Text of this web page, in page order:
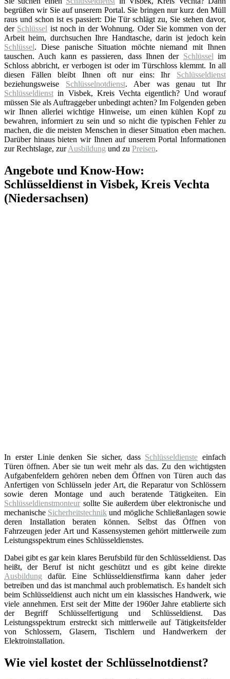
begrüßen wir Sie auf unserem Portal. Sie bringen nur kurz den Müll
raus und schon ist es passiert: Die Tür schlägt zu, Sie stehen davor,
der Schlüssel ist noch in der Wohnung. Oder Sie kommen von der
Arbeit heim, durchsuchen Ihre Handtasche, darin ist jedoch kein
Schlüssel. Diese panische Situation möchte niemand mit Ihnen
tauschen. Auch kann es passieren, dass Ihnen der Schlüssel im
Schloss abbricht, er verbogen ist oder im Türschloss klemmt. In all
diesen Fällen bleibt Ihnen oft nur eins: Ihr Schlüsseldienst
beziehungsweise Schlüsselnotdienst. Aber was genau tut Ihr
Schlüsseldienst in Visbek, Kreis Vechta eigentlich? Und worauf
müssen Sie als Auftraggeber unbedingt achten? Im Folgenden geben
wir Ihnen allerlei wichtige Hinweise, um einen kühlen Kopf zu
bewahren, informiert zu sein und so nicht die typischen Fehler zu
machen, die die meisten Menschen in dieser Situation eben machen.
Darüber hinaus bieten wir Ihnen auf unserem Portal Informationen
zur Rechtslage, zurAusbildung und zu Preisen.
Angebote und Know-How:
Schlüsseldienst in Visbek, Kreis Vechta
(Niedersachsen)
In erster Linie denken Sie sicher, dass Schlüsseldienste einfach
Türen öffnen. Aber sie tun weit mehr als das. Zu den wichtigsten
Aufgabenfeldern gehören neben dem Öffnen von Türen auch das
Anfertigen von Schlüsseln jeder Art, die Reparatur von Schlössern
sowie deren Montage und auch beratende Tätigkeiten. Ein
Schlüsseldienstmonteur sollte Sie außerdem über elektronische und
mechanische Sicherheitstechnik und mögliche Schließanlagen sowie
deren Installation beraten können. Selbst das Öffnen von
Fahrzeugen jeder Art und Kassensystemen gehört mittlerweile zum
Leistungsspektrum eines Schlüsseldienstes.
Dabei gibt es gar kein klares Berufsbild für den Schlüsseldienst. Das
heißt, der Beruf ist nicht geschützt und es gibt keine direkte
Ausbildung dafür. Eine Schlüsseldienstfirma kann daher jeder
betreiben und das ist manchmal auch problematisch. Es handelt sich
beim Schlüsseldienst auch nicht um ein klassisches Handwerk, wie
viele annehmen. Erst seit der Mitte der 1960er Jahre etablierte sich
der Begriff Schlüsselfertigung und Schlüsseldienst. Das
Leistungsspektrum erstreckt sich mittlerweile auf Tätigkeitsfelder
von Schlossern, Glasern, Tischlern und Handwerkern der
Elektroinstallation.
Wie viel kostet der Schlüsselnotdienst?